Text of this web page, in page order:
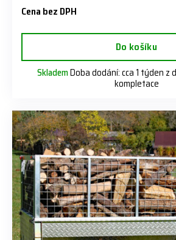
Cena bez DPH
Do košíku
SklademDoba dodání: cca 1 týden z
kompletace